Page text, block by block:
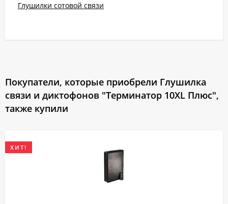
Глушилки сотовой связи
Покупатели, которые приобрели Глушилка
связи и диктофонов "Терминатор 10XL Плюс",
также купили
ХИТ!